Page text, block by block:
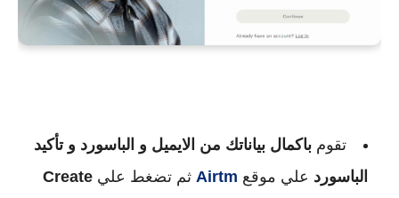
تقوم باكمال بياناتك من الايميل و الباسورد و تأكيد
الباسورد علي موقع Airtm ثم تضغط علي Create